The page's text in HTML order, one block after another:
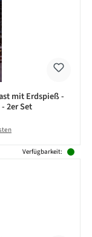
mit Erdspieß -
2er Set
Verfügbarkeit: